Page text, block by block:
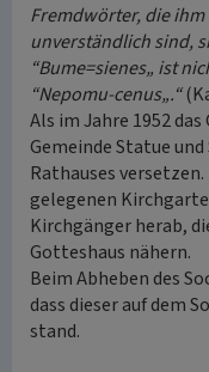
Fremdwörter, die
unverständlich sind,
“Bume=sienes„ ist
“Nepomu-cenus„.“
Als im Jahre 1952
Gemeinde Statue
Rathauses
gelegenen
Kirchgänger herab,
Gotteshaus nähern.
Beim Abheben des
dass dieser auf dem
stand.